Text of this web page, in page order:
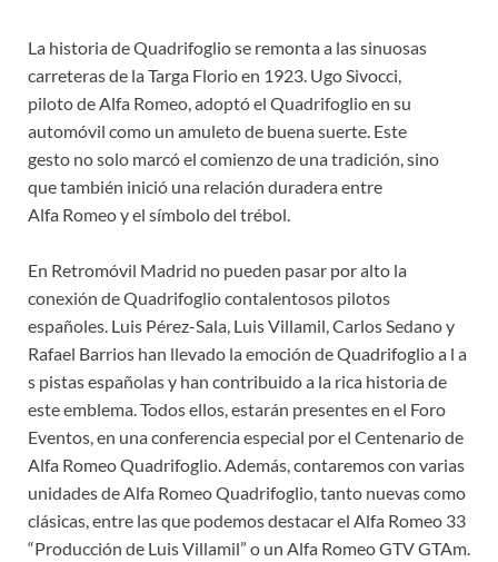
La historia de Quadrifoglio se remonta a las sinuosas
carreteras de la Targa Florio en 1923. Ugo Sivocci,
piloto de Alfa Romeo, adoptó el Quadrifoglio en su
automóvil como un amuleto de buena suerte. Este
gesto no solo marcó el comienzo de una tradición, sino
que también inició una relación duradera entre
Alfa Romeo y el símbolo del trébol.
En Retromóvil Madrid no pueden pasar por alto la
conexión de Quadrifoglio contalentosos pilotos
españoles. Luis Pérez-Sala, Luis Villamil, Carlos Sedano y
Rafael Barrios han llevado la emoción de Quadrifoglio a l a
s pistas españolas y han contribuido a la rica historia de
este emblema. Todos ellos, estarán presentes en el Foro
Eventos, en una conferencia especial por el Centenario de
Alfa Romeo Quadrifoglio. Además, contaremos con varias
unidades de Alfa Romeo Quadrifoglio, tanto nuevas como
clásicas, entre las que podemos destacar el Alfa Romeo 33
“Producción de Luis Villamil” o un Alfa Romeo GTV GTAm.